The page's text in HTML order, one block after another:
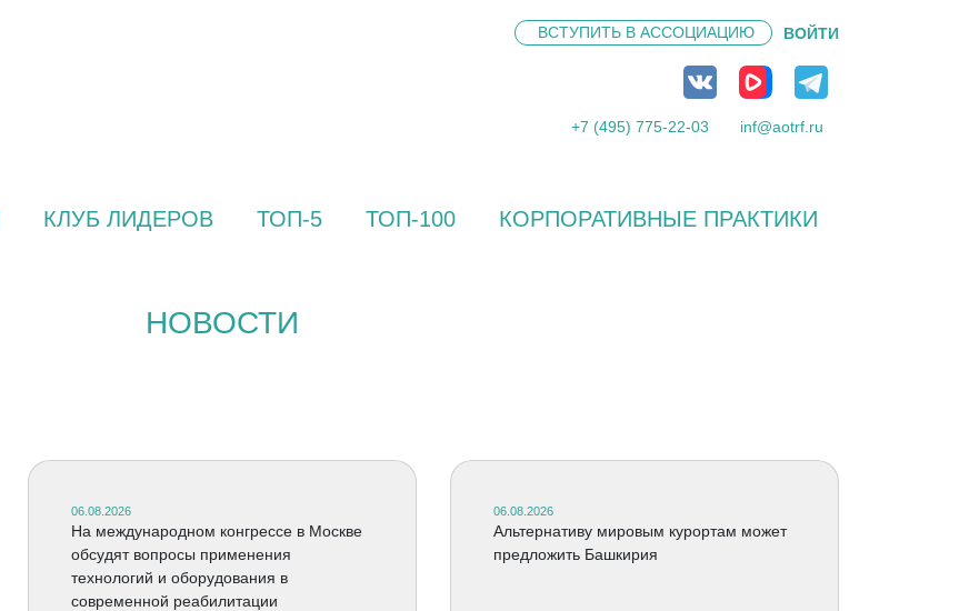
ВСТУПИТЬ В АССОЦИАЦИЮ ВОЙТИ
+7 (495) 775-22-03 inf@aotrf.ru
КЛУБ ЛИДЕРОВ ТОП-5 ТОП-100 КОРПОРАТИВНЫЕ ПРАКТИКИ
НОВОСТИ
06.08.2026
На международном конгрессе в Москве
обсудят вопросы применения
технологий и оборудования в
современной реабилитации
06.08.2026
Альтернативу мировым курортам может
предложить Башкирия